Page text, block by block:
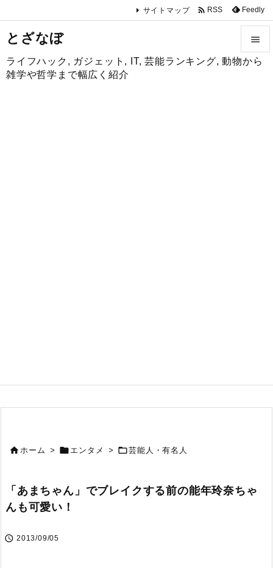
とざなぼ
ライフハック, ガジェット, IT, 芸能ランキング, 動物から
雑学や哲学まで幅広く紹介


サイトマップ  RSS Feedly
ホーム >  エンタメ > 芸能人・有名人
「あまちゃん」でブレイクする前の能年玲奈ちゃ
んも可愛い！
 2013/09/05